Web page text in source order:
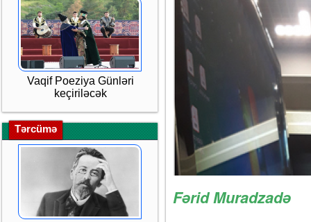
Vaqif Poeziya Günləri
keçiriləcək
Tərcümə
Fərid Muradzadə